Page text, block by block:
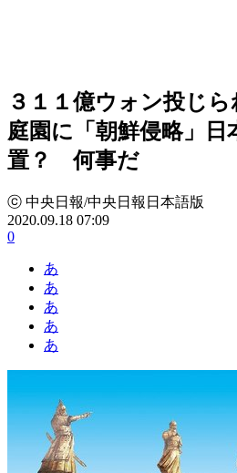
３１１億ウォン投じ
庭園に「朝鮮侵略」日
置？ 何事だ
ⓒ 中央日報/中央日報日本語版
2020.09.18 07:09
0
あ
あ
あ
あ
あ